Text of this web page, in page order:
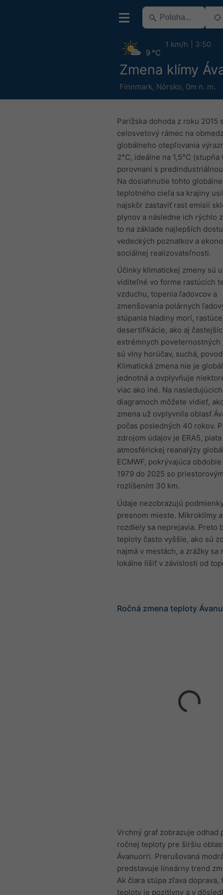
Zmena klímy
Finnmark, Nórsko, 0m n. m.
9 °C
1 km/h 3:50
Parížska dohoda z roku 2015
celosvetový rámec na
globálneho otepľovania
2°C, ideálne na 1,5°C (stupňa
porovnaní s
Na dosiahnutie tohto
teplotného cieľa sa krajiny
najskôr zastaviť rast emisií
plynov a následne ich rýchlo
to na základe najlepších
vedeckých poznatkov a
sociálnej realizovateľnosti.
Účinky klimatickej zmeny sú
viditeľné vo forme rastúcich
vzduchu, topenia ľadovcov a
zmenšovania polárnych
stúpania hladiny morí,
desertifikácie, ako aj
extrémnych poveternostných
sú vlny horúčav, suchá,
Klimatická zmena nie je
jednotná a ovplyvňuje
viac ako iné. Na nasledujúcich
diagramoch môžete vidieť,
zmena už ovplyvnila oblasť
počas posledných 40 rokov.
zdrojom údajov je ERA5,
atmosférickej reanalýzy
ECMWF, pokrývajúca
1979 do 2025 so
rozlíšením 30 km.
Údaje nezobrazujú
presnom mieste. Mikroklímy
rozdiely sa neprejavia. Preto
teploty často vyššie, ako sú
najmä v mestách, a zrážky sa
lokálne líšiť v závislosti od
Ročná zmena teploty
Vrchný graf zobrazuje odhad
ročnej teploty pre širšiu
Ávanuorri. Prerušovaná
predstavuje lineárny trend
Ak čiara stúpa zľava doprava,
teploty je pozitívny a v